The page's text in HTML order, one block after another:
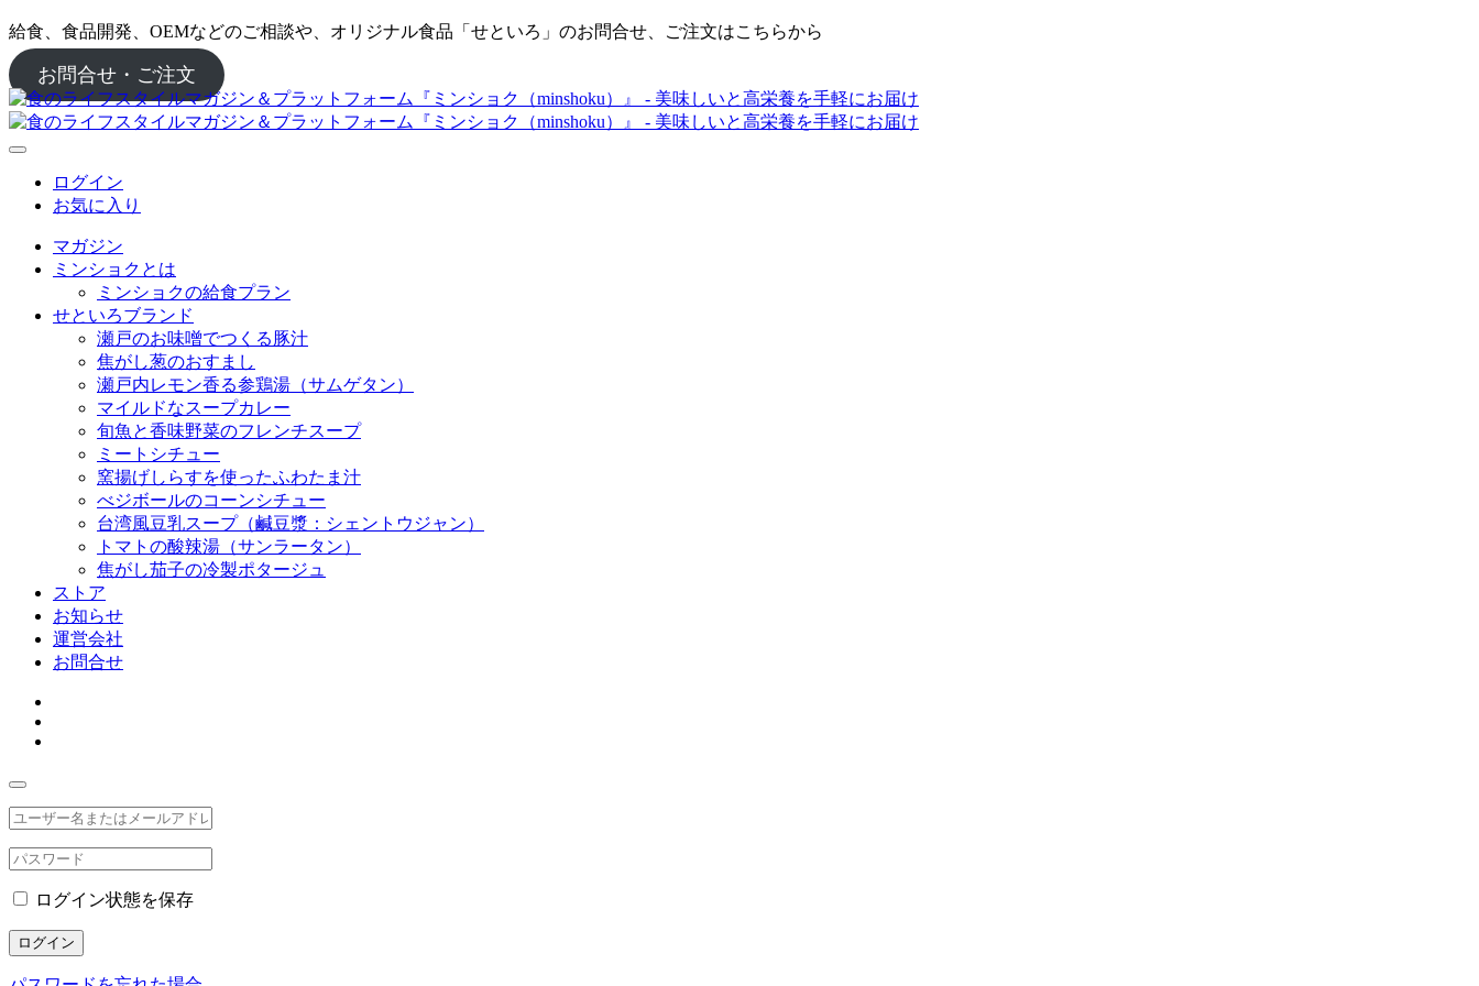
給食、食品開発、OEMなどのご相談や、オリジナル食品「せといろ」のお問合せ、ご注文はこちらから
お問合せ・ご注文
ログイン
お気に入り
マガジン
ミンショクとは
ミンショクの給食プラン
せといろブランド
瀬戸のお味噌でつくる豚汁
焦がし葱のおすまし
瀬戸内レモン香る参鶏湯（サムゲタン）
マイルドなスープカレー
旬魚と香味野菜のフレンチスープ
ミートシチュー
窯揚げしらすを使ったふわたま汁
べジボールのコーンシチュー
台湾風豆乳スープ（鹹豆漿：シェントウジャン）
トマトの酸辣湯（サンラータン）
焦がし茄子の冷製ポタージュ
ストア
お知らせ
運営会社
お問合せ
ログイン状態を保存
ログイン